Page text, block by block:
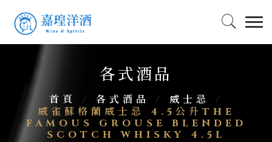
各式酒品
首頁 / 各式酒品 / 威士忌
/
威雀蘇格蘭威士忌 4.5公升THE
FAMOUS GROUSE BLENDED
SCOTCH WHISKY 4.5L